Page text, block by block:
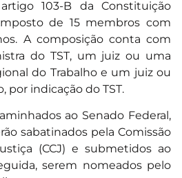
103-B da Constituição
de 15 membros com
A composição conta com
do TST, um juiz ou uma
do Trabalho e um juiz ou
por indicação do TST.
ao Senado Federal,
sabatinados pela Comissão
(CCJ) e submetidos ao
serem nomeados pelo